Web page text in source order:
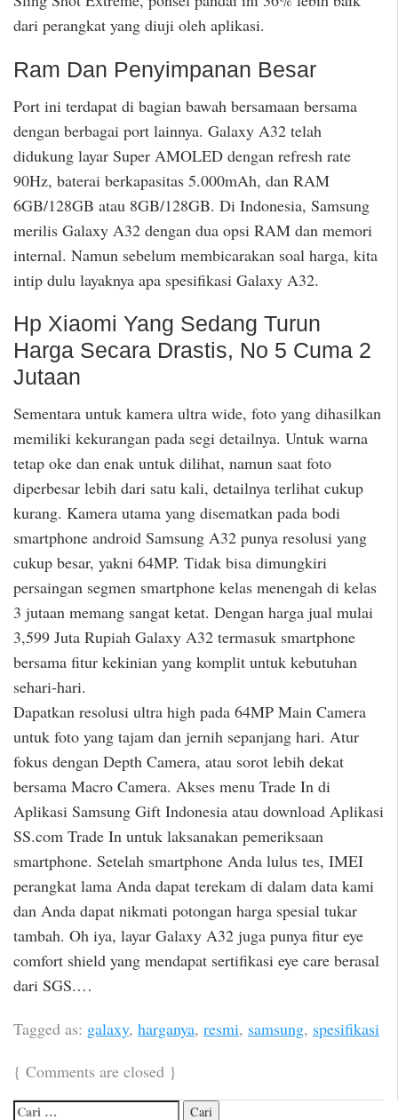
dari perangkat yang diuji oleh aplikasi.
Ram Dan Penyimpanan Besar
Port ini terdapat di bagian bawah bersamaan bersama
dengan berbagai port lainnya. Galaxy A32 telah
didukung layar Super AMOLED dengan refresh rate
90Hz, baterai berkapasitas 5.000mAh, dan RAM
6GB/128GB atau 8GB/128GB. Di Indonesia, Samsung
merilis Galaxy A32 dengan dua opsi RAM dan memori
internal. Namun sebelum membicarakan soal harga, kita
intip dulu layaknya apa spesifikasi Galaxy A32.
Hp Xiaomi Yang Sedang Turun
Harga Secara Drastis, No 5 Cuma 2
Jutaan
Sementara untuk kamera ultra wide, foto yang dihasilkan
memiliki kekurangan pada segi detailnya. Untuk warna
tetap oke dan enak untuk dilihat, namun saat foto
diperbesar lebih dari satu kali, detailnya terlihat cukup
kurang. Kamera utama yang disematkan pada bodi
smartphone android Samsung A32 punya resolusi yang
cukup besar, yakni 64MP. Tidak bisa dimungkiri
persaingan segmen smartphone kelas menengah di kelas
3 jutaan memang sangat ketat. Dengan harga jual mulai
3,599 Juta Rupiah Galaxy A32 termasuk smartphone
bersama fitur kekinian yang komplit untuk kebutuhan
sehari-hari.
Dapatkan resolusi ultra high pada 64MP Main Camera
untuk foto yang tajam dan jernih sepanjang hari. Atur
fokus dengan Depth Camera, atau sorot lebih dekat
bersama Macro Camera. Akses menu Trade In di
Aplikasi Samsung Gift Indonesia atau download Aplikasi
SS.com Trade In untuk laksanakan pemeriksaan
smartphone. Setelah smartphone Anda lulus tes, IMEI
perangkat lama Anda dapat terekam di dalam data kami
dan Anda dapat nikmati potongan harga spesial tukar
tambah. Oh iya, layar Galaxy A32 juga punya fitur eye
comfort shield yang mendapat sertifikasi eye care berasal
dari SGS.…
Tagged as: galaxy, harganya, resmi, samsung, spesifikasi
{ Comments are closed }